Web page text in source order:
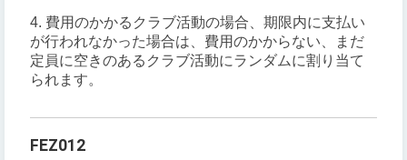
4. 費用のかかるクラブ活動の場合、期限内に支払い
が行われなかった場合は、費用のかからない、まだ
定員に空きのあるクラブ活動にランダムに割り当て
られます。
FEZ012